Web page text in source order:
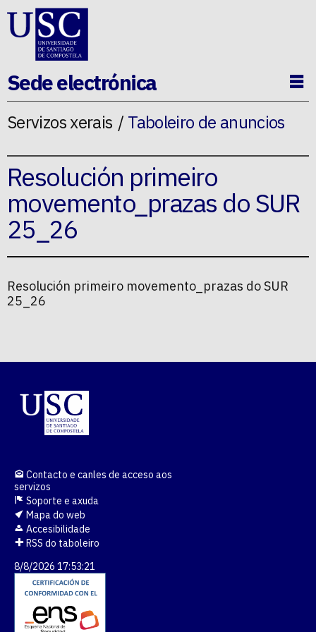
Ir ao contido da p�xina
Sede electrónica
Servizos xerais Taboleiro de anuncios
Resolución primeiro
movemento_prazas do SUR
25_26
Resolución primeiro movemento_prazas do SUR
25_26
Contacto e canles de acceso aos
servizos
Soporte e axuda
Mapa do web
Accesibilidade
RSS do taboleiro
8/8/2026 17:53:21